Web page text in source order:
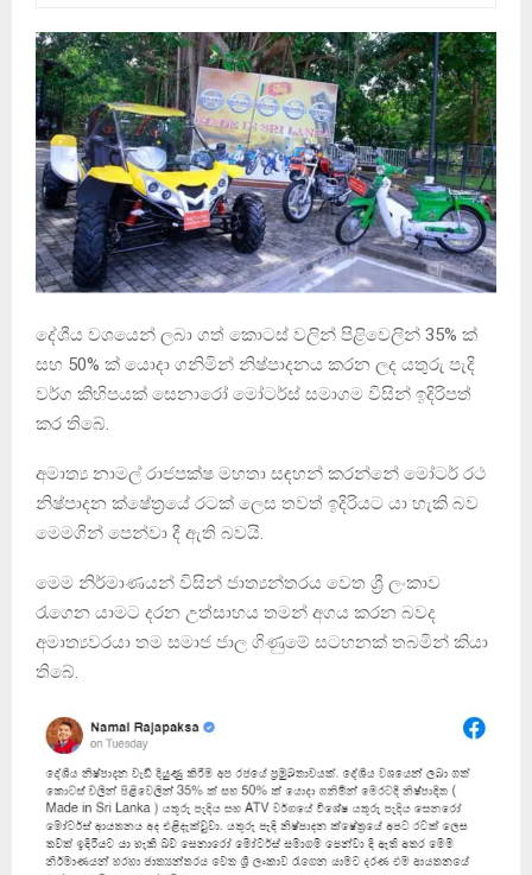
දේශීය වශයෙන් ලබා ගත් කොටස් වලින් පිළිවෙලින් 35% ක්
සහ 50% ක් යොදා ගනිමින් නිෂ්පාදනය කරන ලද යතුරු පැදි
වර්ග කිහිපයක් සෙනාරෝ මෝටර්ස් සමාගම විසින් ඉදිරිපත්
කර තිබේ.
අමාත්‍ය නාමල් රාජපක්ෂ මහතා සඳහන් කරන්නේ මෝටර් රථ
නිෂ්පාදන ක්ෂේත්‍රයේ රටක් ලෙස තවත් ඉදිරියට යා හැකි බව
මෙමගින් පෙන්වා දී ඇති බවයි.
මෙම නිර්මාණයන් විසින් ජාත්‍යන්තරය වෙත ශ්‍රී ලංකාව
රැගෙන යාමට දරන උත්සාහය තමන් අගය කරන බවද
අමාත්‍යවරයා තම සමාජ ජාල ගිණුමේ සටහනක් තබමින් කියා
තිබේ.